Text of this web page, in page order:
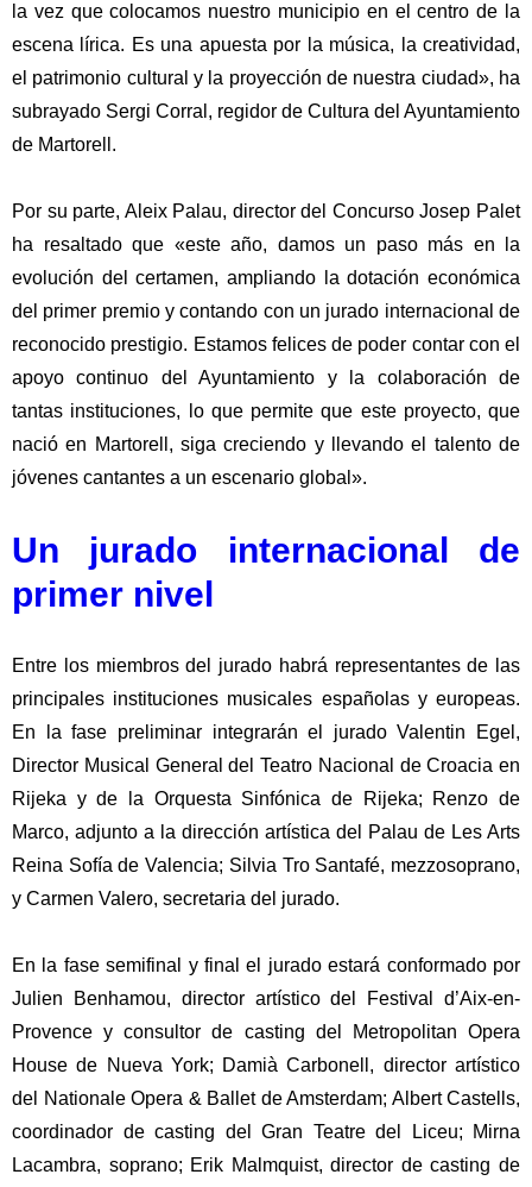
la vez que colocamos nuestro municipio en el centro de la
escena lírica. Es una apuesta por la música, la creatividad,
el patrimonio cultural y la proyección de nuestra ciudad», ha
subrayado Sergi Corral, regidor de Cultura del Ayuntamiento
de Martorell.
Por su parte, Aleix Palau, director del Concurso Josep Palet
ha resaltado que «este año, damos un paso más en la
evolución del certamen, ampliando la dotación económica
del primer premio y contando con un jurado internacional de
reconocido prestigio. Estamos felices de poder contar con el
apoyo continuo del Ayuntamiento y la colaboración de
tantas instituciones, lo que permite que este proyecto, que
nació en Martorell, siga creciendo y llevando el talento de
jóvenes cantantes a un escenario global».
Un jurado internacional de
primer nivel
Entre los miembros del jurado habrá representantes de las
principales instituciones musicales españolas y europeas.
En la fase preliminar integrarán el juradoValentin Egel,
Director Musical General del Teatro Nacional de Croacia en
Rijeka y de la Orquesta Sinfónica de Rijeka; Renzo de
Marco, adjunto a la dirección artística del
Palau de Les Arts
Reina Sofía de Valencia; Silvia Tro Santafé, mezzosoprano,
y Carmen Valero, secretaria del jurado.
En la fase semifinal y finalel jurado estará conformado por
Julien Benhamou, director artístico del
Festival d’Aix-en-
Provence y consultor de casting del
Metropolitan Opera
House de Nueva York; Damià Carbonell , director artístico
del
Nationale Opera & Ballet de Amsterdam; Albert Castells,
coordinador de casting del Gran Teatre del Liceu;
Mirna
Lacambra, soprano; Erik Malmquist, director de casting de